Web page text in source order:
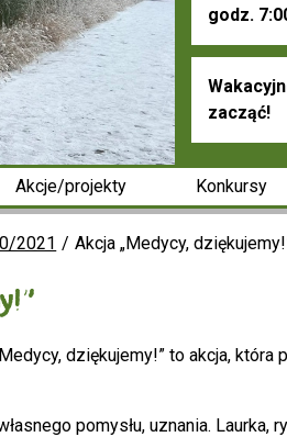
godz.
zacząć!
Akcje/projekty Konkursy
2021 Akcja „Medycy,
dziękujemy!” to akcja,
pomysłu, uznania. Laurka,